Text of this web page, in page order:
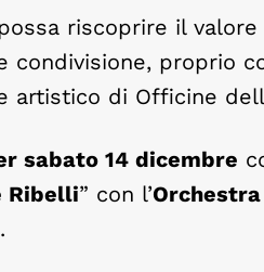
riscoprire il
proprio
artistico di Officine
sabato 14 dicembre
Ribelli” con l’
.